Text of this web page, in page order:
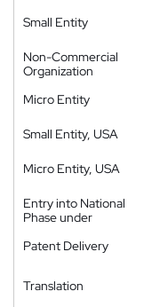
Small Entity
Non-Commercial
Organization
Micro Entity
Small Entity, USA
Micro Entity, USA
Entry into National
Phase under
Patent Delivery
Translation